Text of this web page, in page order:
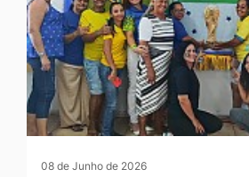
08 de Junho de 2026